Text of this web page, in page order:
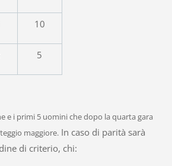
10
5
e i primi 5 uomini che dopo la quarta gara
maggiore.In caso di parità sarà
di criterio, chi: